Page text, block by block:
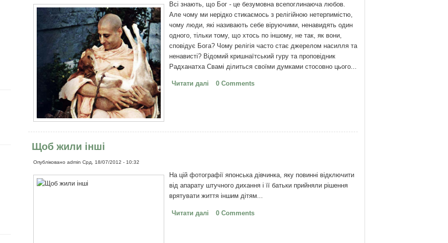
Всі знають, що Бог - це безумовна всепоглинаюча любов.
Але чому ми нерідко стикаємось з релігійною нетерпимістю,
чому люди, які називають себе віруючими, ненавидять один
одного, тільки тому, що хтось по іншому, не так, як вони,
сповідує Бога? Чому релігія часто стає джерелом насилля та
ненависті? Відомий кришнаїтський гуру та проповідник
Радханатха Свамі ділиться своїми думками стосовно цього...
Читати далі про Про релігію і ненависть
0 Comments
Щоб жили інші
Опублікованоadmin Срд, 18/07/2012 - 10:32
На цій фотографії японська дівчинка, яку повинні відключити
від апарату штучного дихання і її батьки прийняли рішення
врятувати життя іншим дітям...
Читати далі про Щоб жили інші
0 Comments